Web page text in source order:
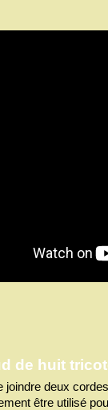
de huit
joindre deux
être utilisé